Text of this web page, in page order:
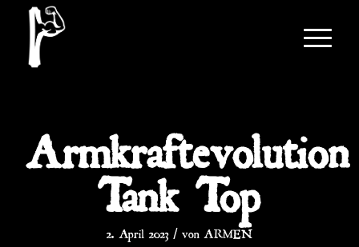
Armkraftevolution
Tank Top
2. April 2023 / ARMEN